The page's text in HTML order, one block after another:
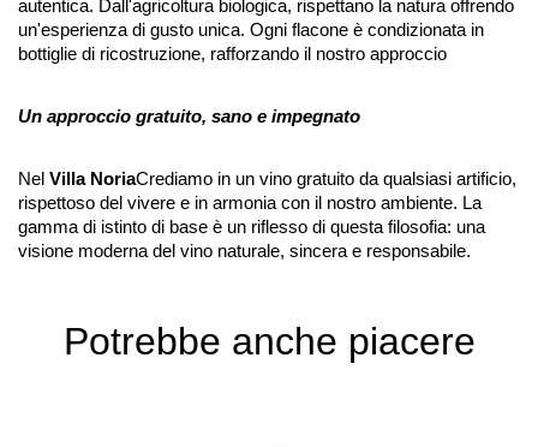
autentica. Dall'agricoltura biologica, rispettano la natura offrendo
un'esperienza di gusto unica. Ogni flacone è condizionata in
bottiglie di ricostruzione, rafforzando il nostro approccio
Un approccio gratuito, sano e impegnato
Nel Villa NoriaCrediamo in un vino gratuito da qualsiasi artificio,
rispettoso del vivere e in armonia con il nostro ambiente. La
gamma di istinto di base è un riflesso di questa filosofia: una
visione moderna del vino naturale, sincera e responsabile.
Potrebbe anche piacere